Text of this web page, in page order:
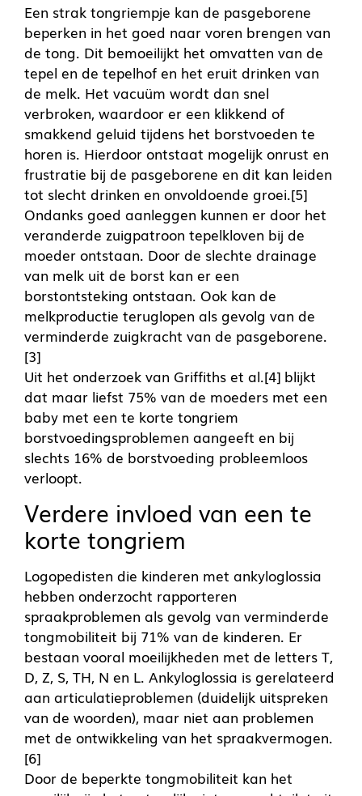
Een strak tongriempje kan de pasgeborene
beperken in het goed naar voren brengen van
de tong. Dit bemoeilijkt het omvatten van de
tepel en de tepelhof en het eruit drinken van
de melk. Het vacuüm wordt dan snel
verbroken, waardoor er een klikkend of
smakkend geluid tijdens het borstvoeden te
horen is. Hierdoor ontstaat mogelijk onrust en
frustratie bij de pasgeborene en dit kan leiden
tot slecht drinken en onvoldoende groei.[5]
Ondanks goed aanleggen kunnen er door het
veranderde zuigpatroon tepelkloven bij de
moeder ontstaan. Door de slechte drainage
van melk uit de borst kan er een
borstontsteking ontstaan. Ook kan de
melkproductie teruglopen als gevolg van de
verminderde zuigkracht van de pasgeborene.
[3]
Uit het onderzoek van Griffiths et al.[4] blijkt
dat maar liefst 75% van de moeders met een
baby met een te korte tongriem
borstvoedingsproblemen aangeeft en bij
slechts 16% de borstvoeding probleemloos
verloopt.
Verdere invloed van een te
korte tongriem
Logopedisten die kinderen met ankyloglossia
hebben onderzocht rapporteren
spraakproblemen als gevolg van verminderde
tongmobiliteit bij 71% van de kinderen. Er
bestaan vooral moeilijkheden met de letters T,
D, Z, S, TH, N en L. Ankyloglossia is gerelateerd
aan articulatieproblemen (duidelijk uitspreken
van de woorden), maar niet aan problemen
met de ontwikkeling van het spraakvermogen.
[6]
Door de beperkte tongmobiliteit kan het